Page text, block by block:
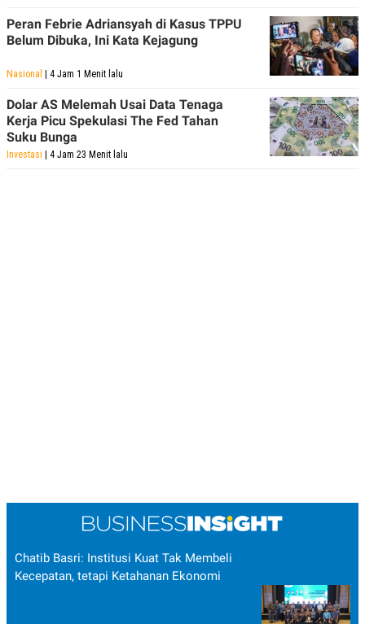
Peran Febrie Adriansyah di Kasus TPPU
Belum Dibuka, Ini Kata Kejagung
Nasional | 4 Jam 1 Menit lalu
Dolar AS Melemah Usai Data Tenaga
Kerja Picu Spekulasi The Fed Tahan
Suku Bunga
Investasi | 4 Jam 23 Menit lalu
Chatib Basri: Institusi Kuat Tak Membeli
Kecepatan, tetapi Ketahanan Ekonomi